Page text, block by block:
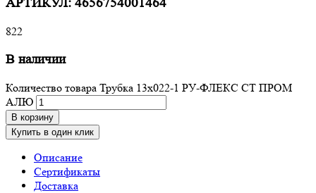
АРТИКУЛ: 4656754001464
822
В наличии
Количество товара Трубка 13х022-1 РУ-ФЛЕКС СТ ПРОМ
АЛЮ
В корзину
Купить в один клик
Описание
Сертификаты
Доставка